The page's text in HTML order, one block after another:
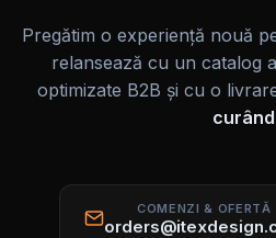
Pregătim o experiență nouă
relansează cu un catalog
optimizate B2B și cu o
COMENZI & OFERTĂ